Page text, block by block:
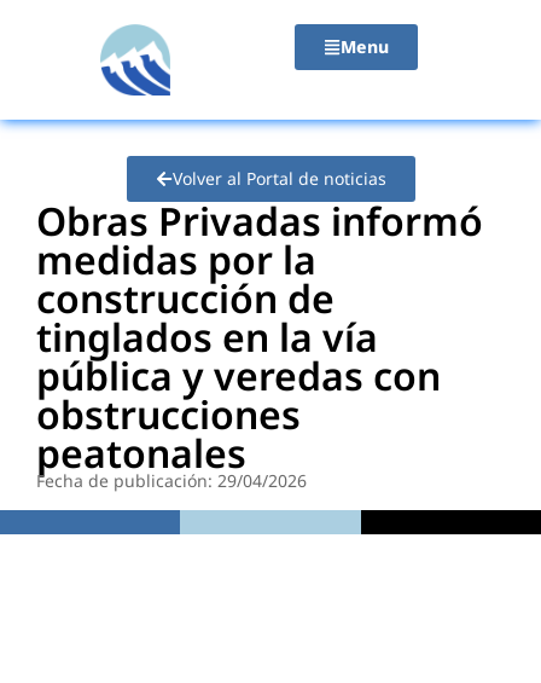
Menu
Volver al Portal de noticias
Obras Privadas informó
medidas por la
construcción de
tinglados en la vía
pública y veredas con
obstrucciones
peatonales
Fecha de publicación: 29/04/2026